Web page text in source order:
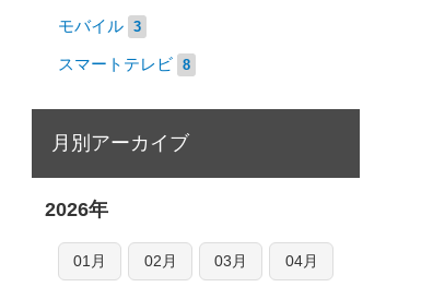
モバイル 3
スマートテレビ 8
月別アーカイブ
2026年
01月 02月 03月 04月